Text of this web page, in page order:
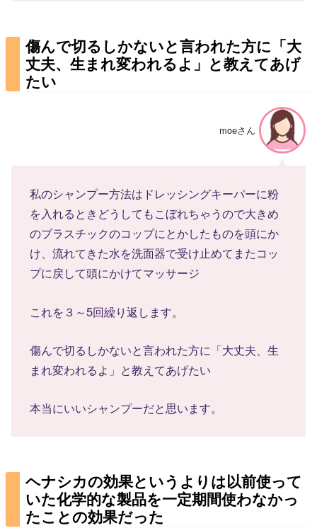
傷んで切るしかないと言われた方に「大
丈夫、生まれ変われるよ」と教えてあげ
たい
moeさん
私のシャンプー方法はドレッシングキーパーに粉
を入れるときどうしてもこぼれちゃうので大きめ
のプラスチックのコップにとかしたものを頭にか
け、流れてきた水を洗面器で受け止めてまたコッ
プに戻して頭にかけてマッサージ
これを３～5回繰り返します。
傷んで切るしかないと言われた方に「大丈夫、生
まれ変われるよ」と教えてあげたい
本当にいいシャンプーだと思います。
ヘナシカの効果というよりは以前使って
いた化学的な製品を一定期間使わなかっ
たことの効果だった